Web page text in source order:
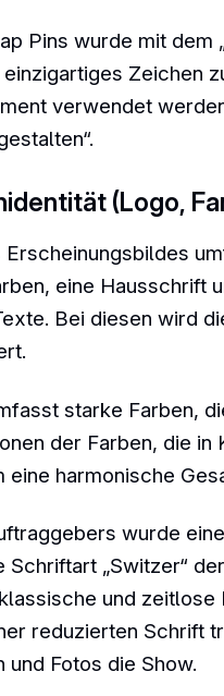
Pins wurde mit dem
Zeichen
verwendet
(Logo,
Erscheinungsbildes
eine Hausschrift
Bei diesen wird
starke Farben,
der Farben, die
eine harmonische
wurde
Schriftart „Switzer“
und
reduzierten Schrift
Fotos die Show.